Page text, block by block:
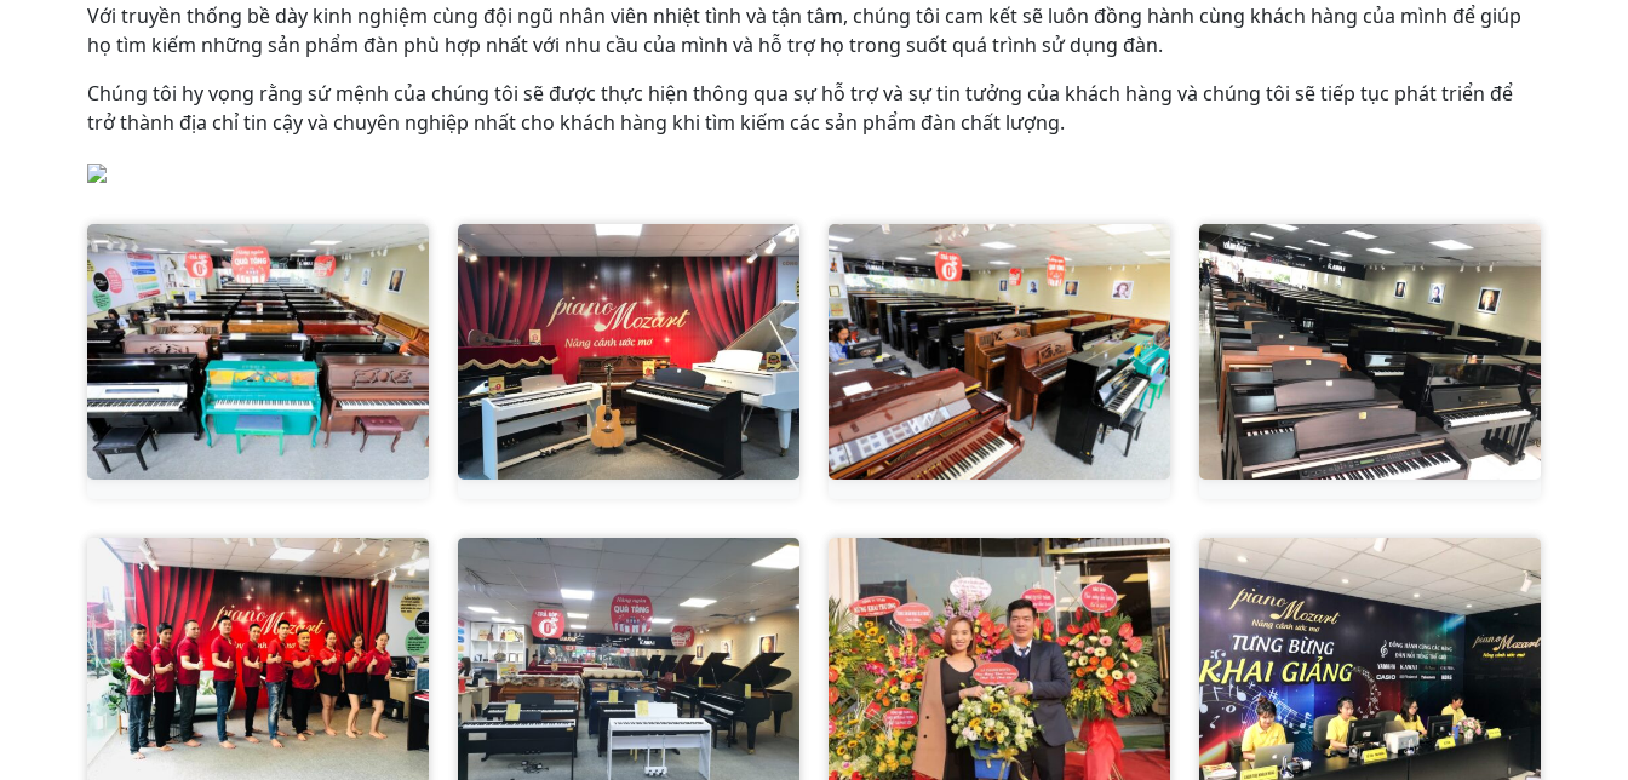
Với truyền thống bề dày kinh nghiệm cùng đội ngũ nhân viên nhiệt tình và tận tâm, chúng tôi cam kết sẽ luôn đồng hành cùng khách hàng của mình để giúp
họ tìm kiếm những sản phẩm đàn phù hợp nhất với nhu cầu của mình và hỗ trợ họ trong suốt quá trình sử dụng đàn.
Chúng tôi hy vọng rằng sứ mệnh của chúng tôi sẽ được thực hiện thông qua sự hỗ trợ và sự tin tưởng của khách hàng và chúng tôi sẽ tiếp tục phát triển để
trở thành địa chỉ tin cậy và chuyên nghiệp nhất cho khách hàng khi tìm kiếm các sản phẩm đàn chất lượng.